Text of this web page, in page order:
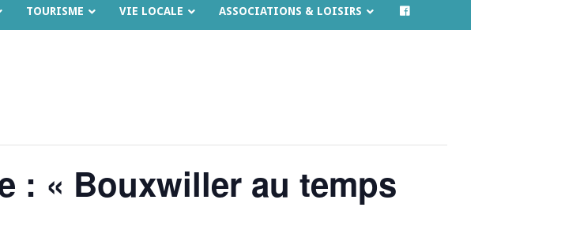
TOURISME VIE LOCALE ASSOCIATIONS & LOISIRS
: « Bouxwiller au temps